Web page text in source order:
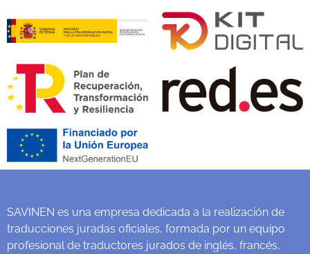
SAVINEN es una empresa dedicada a la realización de
traducciones juradas oficiales, formada por un equipo
profesional de traductores jurados de inglés, francés,